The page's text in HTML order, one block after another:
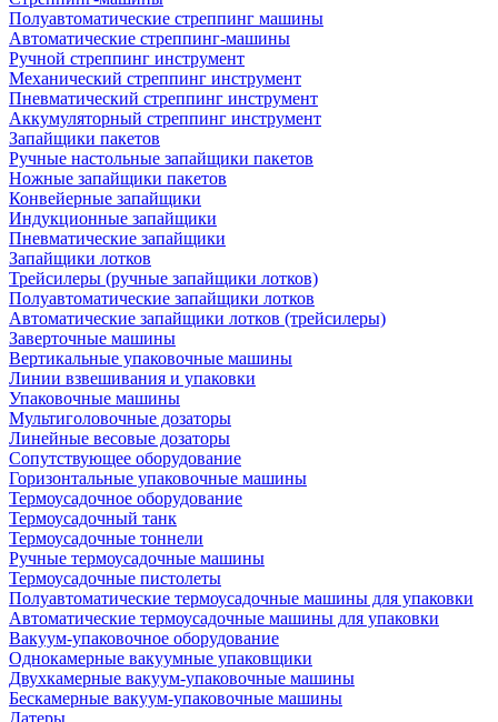
Полуавтоматические стреппинг машины
Автоматические стреппинг-машины
Ручной стреппинг инструмент
Механический стреппинг инструмент
Пневматический стреппинг инструмент
Аккумуляторный стреппинг инструмент
Запайщики пакетов
Ручные настольные запайщики пакетов
Ножные запайщики пакетов
Конвейерные запайщики
Индукционные запайщики
Пневматические запайщики
Запайщики лотков
Трейсилеры (ручные запайщики лотков)
Полуавтоматические запайщики лотков
Автоматические запайщики лотков (трейсилеры)
Заверточные машины
Вертикальные упаковочные машины
Линии взвешивания и упаковки
Упаковочные машины
Мультиголовочные дозаторы
Линейные весовые дозаторы
Сопутствующее оборудование
Горизонтальные упаковочные машины
Термоусадочное оборудование
Термоусадочный танк
Термоусадочные тоннели
Ручные термоусадочные машины
Термоусадочные пистолеты
Полуавтоматические термоусадочные машины для упаковки
Автоматические термоусадочные машины для упаковки
Вакуум-упаковочное оборудование
Однокамерные вакуумные упаковщики
Двухкамерные вакуум-упаковочные машины
Бескамерные вакуум-упаковочные машины
Датеры